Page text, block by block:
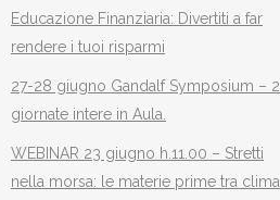
Educazione Finanziaria: Divertiti a far
rendere i tuoi risparmi
27-28 giugno Gandalf Symposium – 2
giornate intere in Aula.
WEBINAR 23 giugno h.11.00 – Stretti
nella morsa: le materie prime tra clima